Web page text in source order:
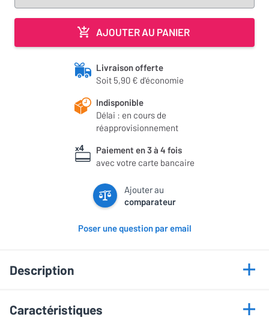
AJOUTER AU PANIER
Livraison offerte
Soit 5,90 € d'économie
Indisponible
Délai : en cours de
réapprovisionnement
Paiement en 3 à 4 fois
avec votre carte bancaire
Ajouter au
comparateur
Poser une question par email
Description
Points forts
Caractéristiques